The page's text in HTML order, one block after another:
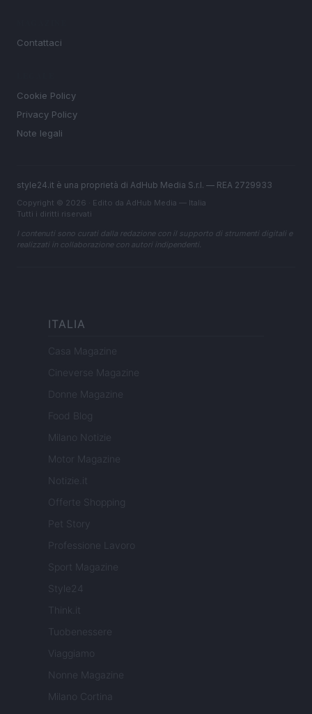
Contattaci
Cookie Policy
Privacy Policy
Note legali
style24.it è una proprietà di AdHub Media S.r.l. — REA 2729933
Copyright © 2026 · Edito da AdHub Media — Italia
Tutti i diritti riservati
I contenuti sono curati dalla redazione con il supporto di strumenti digitali e
realizzati in collaborazione con autori indipendenti.
ITALIA
Casa Magazine
Cineverse Magazine
Donne Magazine
Food Blog
Milano Notizie
Motor Magazine
Notizie.it
Offerte Shopping
Pet Story
Professione Lavoro
Sport Magazine
Style24
Think.it
Tuobenessere
Viaggiamo
Nonne Magazine
Milano Cortina